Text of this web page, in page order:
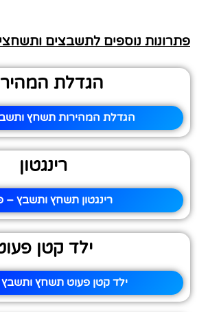
פתרונות נוספים לתשבצים
הגדלת
הגדלת המהירות תשחץ
רינגטון
רינגטון תשחץ ותשבץ –
ילד קטן
ילד קטן פעוט תשחץ ותשבץ